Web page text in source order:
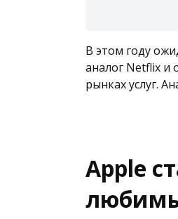
В этом году
аналог Netflix и
рынках услуг.
Apple